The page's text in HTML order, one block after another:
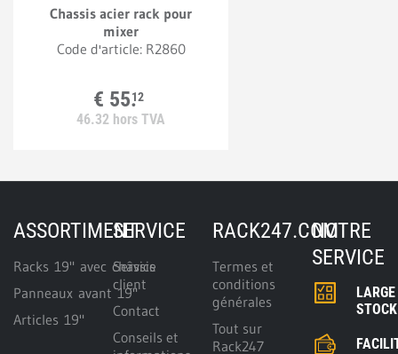
Chassis acier rack pour
mixer
Code d'article: R2860
€ 55.12
46.32 hors TVA
ASSORTIMENT
Racks 19" avec châssis
Panneaux avant 19"
Articles 19"
SERVICE
Service
client
Contact
Conseils et
RACK247.COM
Termes et
conditions
générales
Tout sur
Rack247
NOTRE
SERVICE
LARGE
STOCK